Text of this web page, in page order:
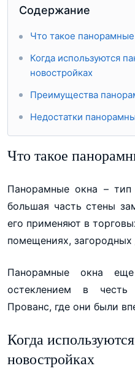
Содержание
Что такое панорамные
Когда используются
новостройках
Преимущества
Недостатки
Что такое
Панорамные окна – тип
большая часть стены
его применяют в
помещениях, загородных
Панорамные окна
остеклением в честь
Прованс, где они были
Когда
новостройках